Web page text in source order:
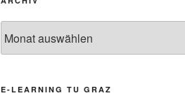
E-LEARNING TU GRAZ